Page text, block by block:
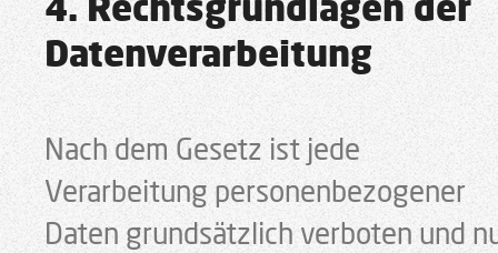
Datenverarbeitung
Nach dem Gesetz ist jede
Verarbeitung personenbezogener
Daten grundsätzlich verboten und